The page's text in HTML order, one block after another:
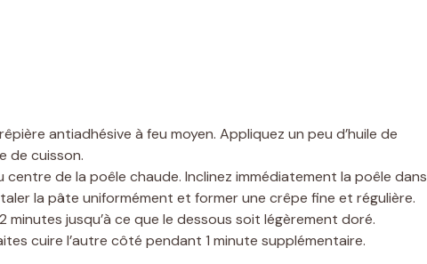
antiadhésive à feu moyen. Appliquez un peu d’huile de
de cuisson.
de la poêle chaude. Inclinez immédiatement la poêle dans
la pâte uniformément et former une crêpe fine et régulière.
minutes jusqu’à ce que le dessous soit légèrement doré.
cuire l’autre côté pendant 1 minute supplémentaire.